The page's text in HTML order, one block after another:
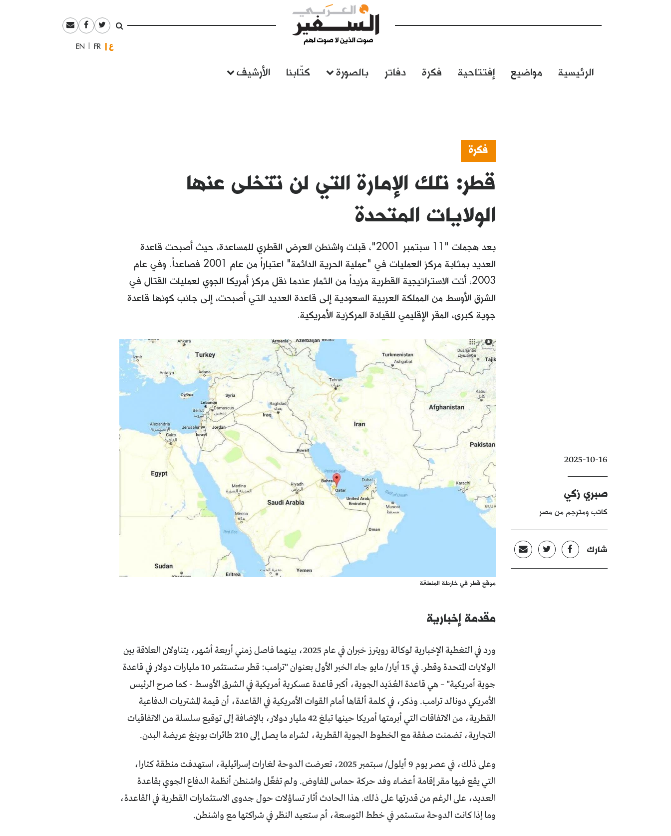
العربيةFrançais
English
الرئيسية مواضيع إفتتاحية فكرة دفاتر بالصورة كتّابنا الأرشيف
فكرة
قطر: تلك الإمارة التي لن تتخلى عنها
الولايات المتحدة
بعد هجمات "11 سبتمبر 2001"، قبلت واشنطن العرض القطري للمساعدة، حيث أصبحت قاعدة
العديد بمثابة مركز العمليات في "عملية الحرية الدائمة" اعتباراً من عام 2001 فصاعداً. وفي عام
2003، أتت الاستراتيجية القطرية مزيداً من الثمار عندما نقل مركز أمريكا الجوي لعمليات القتال في
الشرق الأوسط من المملكة العربية السعودية إلى قاعدة العديد التي أصبحت، إلى جانب كونها قاعدة
جوية كبرى، المقر الإقليمي للقيادة المركزية الأمريكية.
2025-10-16
صبري زكي
كاتب ومترجم من مصر
شارك
موقع قطر في خارطة المنطقة
مقدمة إخبارية
ورد في التغطية الإخبارية لوكالة رويترز خبران في عام 2025، بينهما فاصل زمني أربعة أشهر، يتناولان العلاقة بين
الولايات المتحدة وقطر. في 15 أيار/ مايو جاء الخبر الأول بعنوان "ترامب: قطر ستستثمر 10 مليارات دولار في قاعدة
جوية أمريكية" – هي قاعدة العُدَيد الجوية، أكبر قاعدة عسكرية أمريكية في الشرق الأوسط - كما صرح الرئيس
الأمريكي دونالد ترامب. وذكر، في كلمة ألقاها أمام القوات الأمريكية في القاعدة، أن قيمة المشتريات الدفاعية
القطرية، من الاتفاقات التي أبرمتها أمريكا حينها تبلغ 42 مليار دولار، بالإضافة إلى توقيع سلسلة من الاتفاقيات
التجارية، تضمنت صفقة مع الخطوط الجوية القطرية، لشراء ما يصل إلى 210 طائرات بوينغ عريضة البدن.
وعلى ذلك، في عصر يوم 9 أيلول/ سبتمبر 2025، تعرضت الدوحة لغارات إسرائيلية، استهدفت منطقة كتارا،
التي يقع فيها مقر إقامة أعضاء وفد حركة حماس المفاوض. ولم تفعِّل واشنطن أنظمة الدفاع الجوي بقاعدة
العديد، على الرغم من قدرتها على ذلك. هذا الحادث أثار تساؤلات حول جدوى الاستثمارات القطرية في القاعدة،
وما إذا كانت الدوحة ستستمر في خطط التوسعة، أم ستعيد النظر في شراكتها مع واشنطن.